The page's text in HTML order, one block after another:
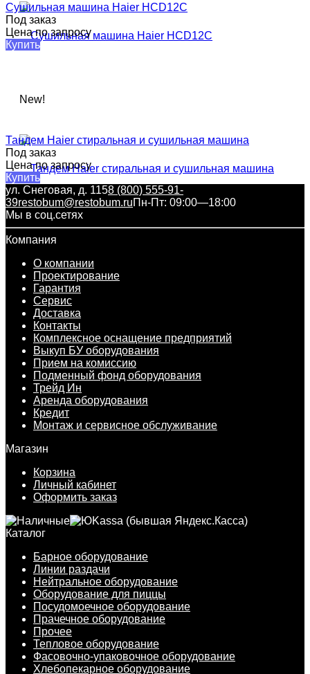
Сушильная машина Haier HCD12C​
Под заказ
Цена по запросу
Купить
New!
Тандем Haier стиральная и сушильная машина
Под заказ
Цена по запросу
Купить
ул. Снеговая, д. 1158 (800) 555-91-
39restobum@restobum.ruПн-Пт: 09:00—18:00
Мы в соц.сетях
Компания
О компании
Проектирование
Гарантия
Сервис
Доставка
Контакты
Комплексное оснащение предприятий
Выкуп БУ оборудования
Прием на комиссию
Подменный фонд оборудования
Трейд Ин
Аренда оборудования
Кредит
Монтаж и сервисное обслуживание
Магазин
Корзина
Личный кабинет
Оформить заказ
Каталог
Барное оборудование
Линии раздачи
Нейтральное оборудование
Оборудование для пиццы
Посудомоечное оборудование
Прачечное оборудование
Прочее
Тепловое оборудование
Фасовочно-упаковочное оборудование
Хлебопекарное оборудование